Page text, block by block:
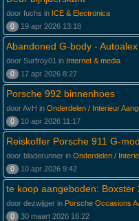
door fuchs in ICE & Electronica
0
19 apr 2026 13:18
Abandoned G-body - Autoalex
door Surfroy01 in Internet & media
0
17 apr 2026 8:27
Porsche 992 binnenhoes
door AvH in Onderdelen / Interieur
0
10 apr 2026 11:17
Reiskoffer Porsche 911 G-
door bladerunner in Onderdelen /
0
10 apr 2026 9:42
te koop aangeboden: Boxster
door dezwijger in Porsche Occasions
0
30 maart 2026 16:22